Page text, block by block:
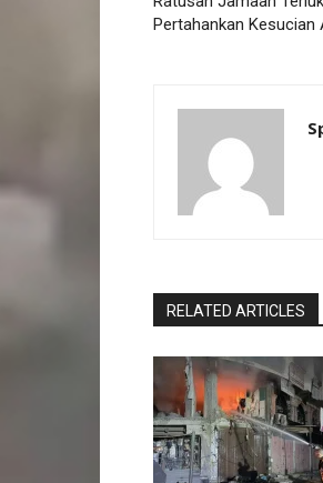
Pertahankan Kesucian
RELATED ARTICLES